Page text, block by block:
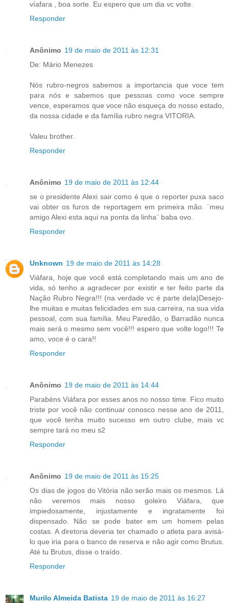
víafara , boa sorte. Eu espero que um dia vc volte.
Responder
Anônimo 19 de maio de 2011 às 12:31
De: Mário Menezes
Nós rubro-negros sabemos a importancia que voce tem
para nós e sabemos que pessoas como voce sempre
vence, esperamos que voce não esqueça do nosso estado,
da nossa cidade e da família rubro negra VITORIA.
Valeu brother.
Responder
Anônimo 19 de maio de 2011 às 12:44
se o presidente Alexi sair como é que o reporter puxa saco
vai obter os furos de reportagem em primeira mão. ¨meu
amigo Alexi esta aqui na ponta da linha¨ baba ovo.
Responder
Unknown 19 de maio de 2011 às 14:28
Viáfara, hoje que você está completando mais um ano de
vida, só tenho a agradecer por existir e ter feito parte da
Nação Rubro Negra!!! (na verdade vc é parte dela)Desejo-
lhe muitas e muitas felicidades em sua carreira, na sua vida
pessoal, com sua família. Meu Paredão, o Barradâo nunca
mais será o mesmo sem você!!! espero que volte logo!!! Te
amo, voce é o cara!!
Responder
Anônimo 19 de maio de 2011 às 14:44
Parabéns Viáfara por esses anos no nosso time. Fico muito
triste por você não continuar conosco nesse ano de 2011,
que você tenha muito sucesso em outro clube, mais vc
sempre tará no meu s2
Responder
Anônimo 19 de maio de 2011 às 15:25
Os dias de jogos do Vitória não serão mais os mesmos. Lá
não veremos mais nosso goleiro Viáfara, que
impiedosamente, injustamente e ingratamente foi
dispensado. Não se pode bater em um homem pelas
costas. A diretoria deveria ter chamado o atleta para avisá-
lo que iria para o banco de reserva e não agir como Brutus.
Até tu Brutus, disse o traído.
Responder
Murilo Almeida Batista 19 de maio de 2011 às 16:27